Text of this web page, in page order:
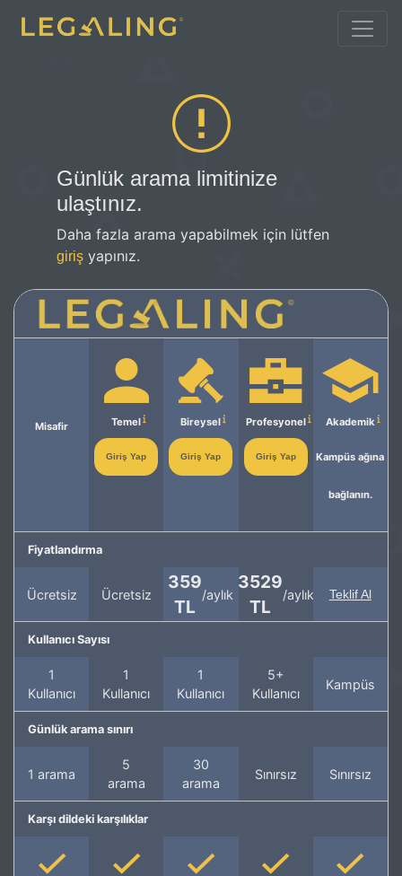
Günlük arama limitinize
ulaştınız.
Daha fazla arama yapabilmek için lütfen
giriş yapınız.
Misafir Temel
Giriş Yap
Bireysel
Giriş Yap
Profesyonel
Giriş Yap
Akademik
Kampüs ağına
bağlanın.
Fiyatlandırma
Ücretsiz Ücretsiz
359
TL
/aylık
3529
TL
/aylık Teklif Al
Kullanıcı Sayısı
1
Kullanıcı
1
Kullanıcı
1
Kullanıcı
5+
Kullanıcı
Kampüs
Günlük arama sınırı
1 arama
5
arama
30
arama
Sınırsız Sınırsız
Karşı dildeki karşılıklar